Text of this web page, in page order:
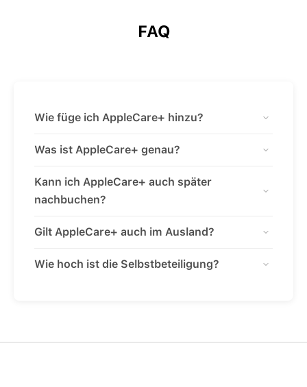
FAQ
Wie füge ich AppleCare+ hinzu?
Was ist AppleCare+ genau?
Kann ich AppleCare+ auch später
nachbuchen?
Gilt AppleCare+ auch im Ausland?
Wie hoch ist die Selbstbeteiligung?